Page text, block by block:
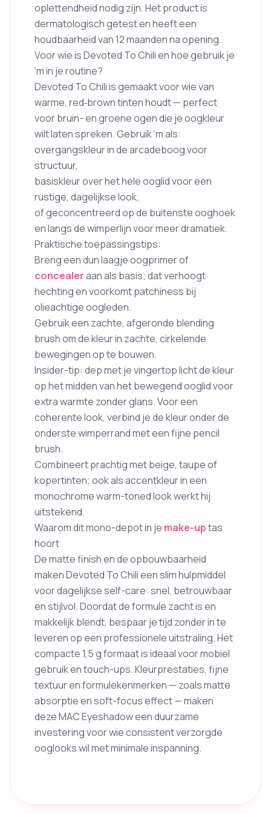
oplettendheid nodig zijn. Het product is
dermatologisch getest en heeft een
houdbaarheid van 12 maanden na opening.
Voor wie is Devoted To Chili en hoe gebruik je
‘m in je routine?
Devoted To Chili is gemaakt voor wie van
warme, red‑brown tinten houdt — perfect
voor bruin- en groene ogen die je oogkleur
wilt laten spreken. Gebruik ‘m als:
overgangskleur in de arcadeboog voor
structuur,
basiskleur over het hele ooglid voor een
rustige, dagelijkse look,
of geconcentreerd op de buitenste ooghoek
en langs de wimperlijn voor meer dramatiek.
Praktische toepassingstips:
Breng een dun laagje oogprimer of
concealeraan als basis; dat verhoogt
hechting en voorkomt patchiness bij
olieachtige oogleden.
Gebruik een zachte, afgeronde blending
brush om de kleur in zachte, cirkelende
bewegingen op te bouwen.
Insider-tip: dep met je vingertop licht de kleur
op het midden van het bewegend ooglid voor
extra warmte zonder glans. Voor een
coherente look, verbind je de kleur onder de
onderste wimperrand met een fijne pencil
brush.
Combineert prachtig met beige, taupe of
kopertinten; ook als accentkleur in een
monochrome warm-toned look werkt hij
uitstekend.
Waarom dit mono-depot in je make-uptas
hoort
De matte finish en de opbouwbaarheid
maken Devoted To Chili een slim hulpmiddel
voor dagelijkse self-care: snel, betrouwbaar
en stijlvol. Doordat de formule zacht is en
makkelijk blendt, bespaar je tijd zonder in te
leveren op een professionele uitstraling. Het
compacte 1,5 g formaat is ideaal voor mobiel
gebruik en touch-ups. Kleurprestaties, fijne
textuur en formulekenmerken — zoals matte
absorptie en soft-focus effect — maken
deze MAC Eyeshadow een duurzame
investering voor wie consistent verzorgde
ooglooks wil met minimale inspanning.